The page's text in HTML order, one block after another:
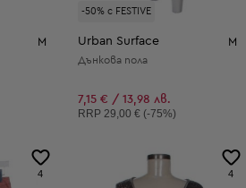
M
-50% с FESTIVE
Urban Surface M
Дънкова пола
7,15 € / 13,98 лв.
Препоръчителна цена:
RRP 29,00 € (-75%)
4 4